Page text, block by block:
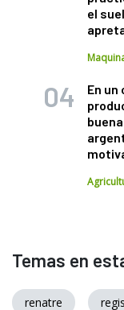
el
En
Temas en
renatre